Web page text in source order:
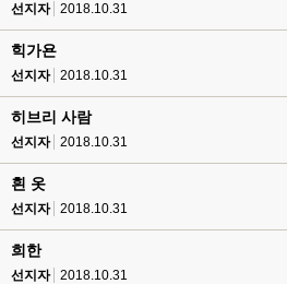
선지자 2018.10.31
힉가욘
선지자 2018.10.31
히브리 사람
선지자 2018.10.31
흰 옷
선지자 2018.10.31
희한
선지자 2018.10.31